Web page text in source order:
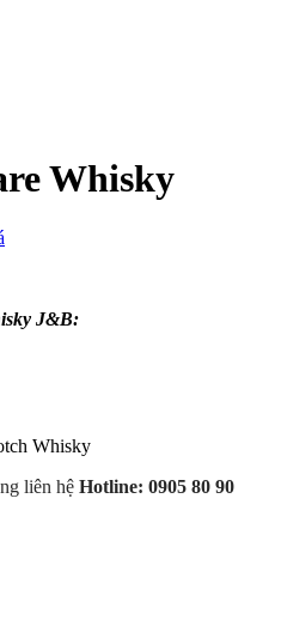
Whisky
J&B:
Whisky
liên hệ Hotline: 0905 80 90